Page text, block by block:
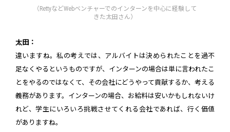
（RettyなどWebベンチャーでのインターンを中心に経験して
きた太田さん）
太田：
違いますね。私の考えでは、アルバイトは決められたことを過不
足なくやるというものですが、インターンの場合は単に言われたこ
とをやるのではなくて、その会社にどうやって貢献するか、考える
義務があります。インターンの場合、お給料は安いかもしれないけ
れど、学生にいろいろ挑戦させてくれる会社であれば、行く価値
がありますね。